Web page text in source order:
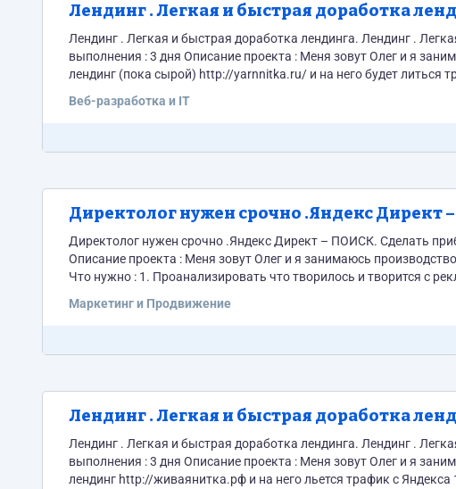
Лендинг . Легкая и быстрая доработка
Лендинг . Легкая и быстрая доработка лендинга. Лендинг . Легкая и быстрая доработка лендинга. Стоимость : 1200рублей Срок
выполнения : 3 дня Описание проекта : Меня зовут Олег и я занимаюсь производством целебной пряжи из собачьей шерсти . Есть
лендинг (пока сырой) http://yarnnitka.ru/ и на него будет литься трафик с Яндекса и Гугла 1.
Веб-разработка и IT
Директолог нужен срочно .Яндекс
Директолог нужен срочно .Яндекс Директ – ПОИСК. Сделать прибыльную РК. Стоимость : 8000рублей Срок
Описание проекта : Меня зовут Олег и я занимаюсь производством целебной пряжи из собачьей шерсти . http://живаянитка.рф
Что нужно : 1. Проанализировать что творилось и творится с рекламными кампаниями на аккаунте Аккаунту год . Начало работы
Маркетинг и Продвижение
Лендинг . Легкая и быстрая доработка
Лендинг . Легкая и быстрая доработка лендинга. Лендинг . Легкая и быстрая доработка лендинга. Стоимость : 1000рублей Срок
выполнения : 3 дня Описание проекта : Меня зовут Олег и я занимаюсь производством целебной пряжи из собачьей шерсти . Есть
лендинг http://живаянитка.рф и на него льется трафик с Яндекса 1. Сделать отображение лендинга на всех устройствах